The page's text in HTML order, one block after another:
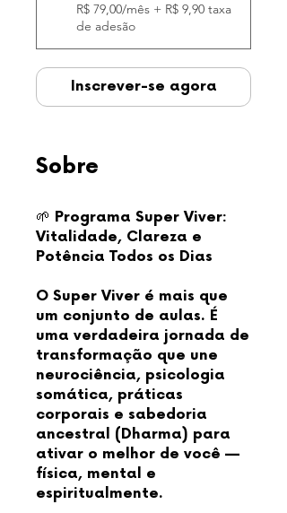
R$ 79,00/mês + R$ 9,90 taxa
de adesão
Inscrever-se agora
Sobre
🌱 Programa Super Viver:
Vitalidade, Clareza e
Potência Todos os Dias
O Super Viver é mais que
um conjunto de aulas. É
uma verdadeira jornada de
transformação que une
neurociência, psicologia
somática, práticas
corporais e sabedoria
ancestral (Dharma) para
ativar o melhor de você —
física, mental e
espiritualmente.